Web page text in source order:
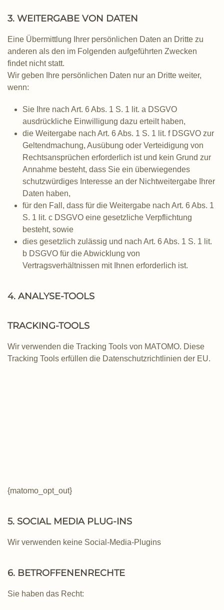
3. WEITERGABE VON DATEN
Eine Übermittlung Ihrer persönlichen Daten an Dritte zu
anderen als den im Folgenden aufgeführten Zwecken
findet nicht statt.
Wir geben Ihre persönlichen Daten nur an Dritte weiter,
wenn:
Sie Ihre nach Art. 6 Abs. 1 S. 1 lit. a DSGVO
ausdrückliche Einwilligung dazu erteilt haben,
die Weitergabe nach Art. 6 Abs. 1 S. 1 lit. f DSGVO zur
Geltendmachung, Ausübung oder Verteidigung von
Rechtsansprüchen erforderlich ist und kein Grund zur
Annahme besteht, dass Sie ein überwiegendes
schutzwürdiges Interesse an der Nichtweitergabe Ihrer
Daten haben,
für den Fall, dass für die Weitergabe nach Art. 6 Abs. 1
S. 1 lit. c DSGVO eine gesetzliche Verpflichtung
besteht, sowie
dies gesetzlich zulässig und nach Art. 6 Abs. 1 S. 1 lit.
b DSGVO für die Abwicklung von
Vertragsverhältnissen mit Ihnen erforderlich ist.
4. ANALYSE-TOOLS
TRACKING-TOOLS
Wir verwenden die Tracking Tools von MATOMO. Diese
Tracking Tools erfüllen die Datenschutzrichtlinien der EU.
{matomo_opt_out}
5. SOCIAL MEDIA PLUG-INS
Wir verwenden keine Social-Media-Plugins
6. BETROFFENENRECHTE
Sie haben das Recht: